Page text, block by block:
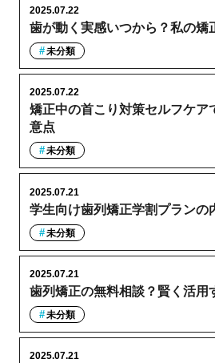
歯が動く実感いつから？私の矯
2025.07.22
未分類
矯正中の首こり対策セルフケア
意点
2025.07.22
未分類
学生向け歯列矯正学割プランの
2025.07.21
未分類
歯列矯正の無料相談？賢く活用
2025.07.21
未分類
2025.07.21